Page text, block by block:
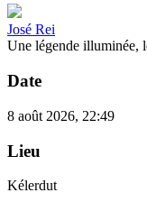
José Rei
Une légende illuminée,
Date
8 août 2026, 22:49
Lieu
Kélerdut